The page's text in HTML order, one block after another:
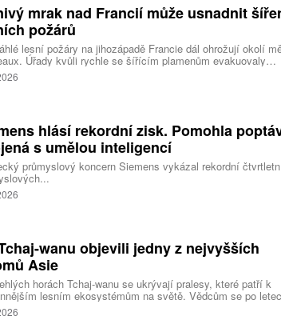
mrak nad Francií může usnadnit
požárů
lesní požáry na jihozápadě Francie dál ohrožují okolí
Úřady kvůli rychle se šířícím plamenům evakuovaly
lidí a nevylučují ani další rozšiřování bezpečnostních
Hasiči zároveň čelí neobvyklému jevu, který podle nich
hlásí rekordní zisk. Pomohla
s umělou inteligencí
průmyslový koncern Siemens vykázal rekordní
wanu objevili jedny z nejvyšších
Asie
horách Tchaj-wanu se ukrývají pralesy, které patří k
lesním ekosystémům na světě. Vědcům se po
pátrání podařilo objevit jedli tchajwanskou vysokou 84,1